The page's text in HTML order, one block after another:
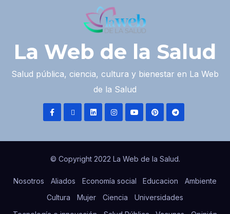
La Web de la Salud
Salud pública, ciencia, cultura y bienestar en La Web
de la Salud
© Copyright 2022 La Web de la Salud.
Nosotros Aliados Economía social Educacion
Ambiente
Cultura
Mujer Ciencia
Universidades